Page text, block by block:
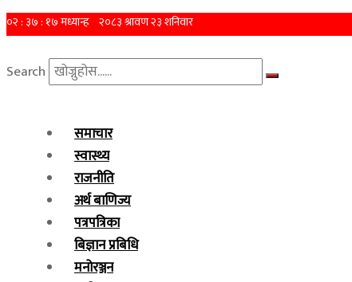
Search
समाचार
स्वास्थ्य
राजनीति
अर्थ बाणिज्य
पत्रपत्रिका
बिज्ञान प्रबिधि
मनोरञ्जन